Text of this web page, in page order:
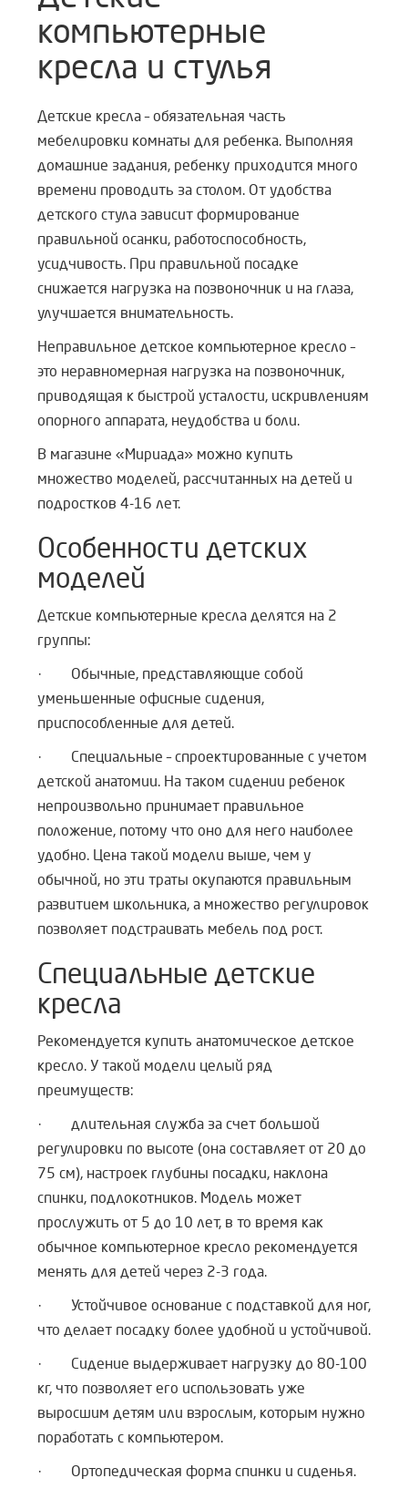
компьютерные
кресла и стулья
Детские кресла – обязательная часть
мебелировки комнаты для ребенка. Выполняя
домашние задания, ребенку приходится много
времени проводить за столом. От удобства
детского стула зависит формирование
правильной осанки, работоспособность,
усидчивость. При правильной посадке
снижается нагрузка на позвоночник и на глаза,
улучшается внимательность.
Неправильное детское компьютерное кресло –
это неравномерная нагрузка на позвоночник,
приводящая к быстрой усталости, искривлениям
опорного аппарата, неудобства и боли.
В магазине «Мириада» можно купить
множество моделей, рассчитанных на детей и
подростков 4-16 лет.
Особенности детских
моделей
Детские компьютерные кресла делятся на 2
группы:
· Обычные, представляющие собой
уменьшенные офисные сидения,
приспособленные для детей.
· Специальные – спроектированные с учетом
детской анатомии. На таком сидении ребенок
непроизвольно принимает правильное
положение, потому что оно для него наиболее
удобно. Цена такой модели выше, чем у
обычной, но эти траты окупаются правильным
развитием школьника, а множество регулировок
позволяет подстраивать мебель под рост.
Специальные детские
кресла
Рекомендуется купить анатомическое детское
кресло. У такой модели целый ряд
преимуществ:
· длительная служба за счет большой
регулировки по высоте (она составляет от 20 до
75 см), настроек глубины посадки, наклона
спинки, подлокотников. Модель может
прослужить от 5 до 10 лет, в то время как
обычное компьютерное кресло рекомендуется
менять для детей через 2-3 года.
· Устойчивое основание с подставкой для ног,
что делает посадку более удобной и устойчивой.
· Сидение выдерживает нагрузку до 80-100
кг, что позволяет его использовать уже
выросшим детям или взрослым, которым нужно
поработать с компьютером.
· Ортопедическая форма спинки и сиденья.